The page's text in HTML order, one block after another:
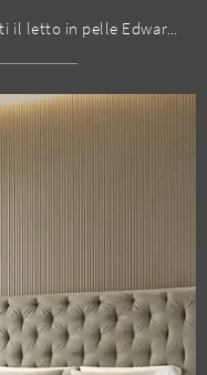
Vuoi attualizzare la zona notte? Eccoti il letto in pelle Edward di Dorelan Letti per spazi design.